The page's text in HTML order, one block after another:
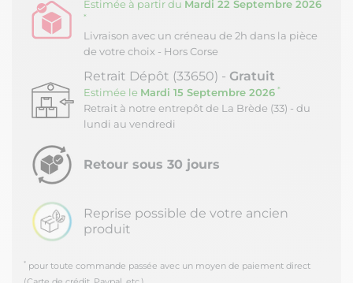
Estimée à partir du Mardi 22 Septembre 2026
*
Livraison avec un créneau de 2h dans la pièce
de votre choix - Hors Corse
Retrait Dépôt (33650) - Gratuit
Estimée le Mardi 15 Septembre 2026 *
Retrait à notre entrepôt de La Brède (33) - du
lundi au vendredi
Retour sous 30 jours
Reprise possible de votre ancien
produit
* pour toute commande passée avec un moyen de paiement direct